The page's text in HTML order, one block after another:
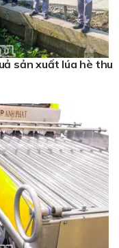
sản xuất lúa hè thu